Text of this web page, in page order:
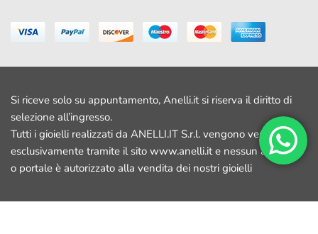
Si riceve solo su appuntamento, Anelli.it si riserva il diritto di
selezione all’ingresso.
Tutti i gioielli realizzati da ANELLI.IT S.r.l. vengono venduti
esclusivamente tramite il sito www.anelli.it e nessun altro sito
o portale è autorizzato alla vendita dei nostri gioielli